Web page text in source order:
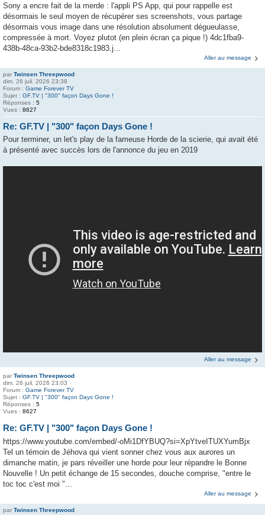
Sony a encre fait de la merde : l'appli PS App, qui pour rappelle est
désormais le seul moyen de récupérer ses screenshots, vous partage
désormais vous image dans une résolution absolument dégueulasse,
compressée à mort. Voyez plutot (en plein écran ça pique !) 4dc1fba9-
438b-48ca-93b2-bde8318c1983.j...
Aller au message
par Twinsen Threepwood
dim. 26 juil. 2026 23:38
Forum : Game Forever TV
Sujet : GF.TV | "300" façon Days Gone !
Réponses : 5
Vues : 8627
Re: GF.TV | "300" façon Days Gone !
Pour terminer, un let's play de la fameuse Horde de la scierie, qui avait été
à présenté avec succès lors de l'annonce du jeu en 2019
Aller au message
par Twinsen Threepwood
dim. 26 juil. 2026 23:03
Forum : Game Forever TV
Sujet : GF.TV | "300" façon Days Gone !
Réponses : 5
Vues : 8627
Re: GF.TV | "300" façon Days Gone !
https://www.youtube.com/embed/-oMi1DfYBUQ?si=XpYtveITUXYumBjx
Tel un témoin de Jéhova qui vient sonner chez vous aux aurores un
dimanche matin, je pars réveiller une horde pour leur répandre le Bonne
Nouvelle ! Un petit échange de 15 secondes, douche comprise, "entre le
toc toc c'est moi "...
Aller au message
par Twinsen Threepwood